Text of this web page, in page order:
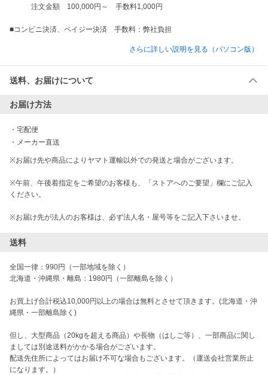
注文金額　100,000円～　手数料1,000円
さらに詳しい説明を見る（パソコン版）
送料、お届けについて
お届け方法
・ 宅配便
・ メーカー直送
※お届け先や商品によりヤマト運輸以外での発送と場合がございます。
※午前、午後着指定をご希望のお客様も、「ストアへのご要望」欄にご記入
ください。
※お届け先が法人のお客様は、必ず法人名・屋号等をご記入下さいませ。
送料
全国一律：990円（一部地域を除く）
北海道・沖縄県・離島：1980円（一部離島を除く）
お買上げ合計税込10,000円以上の場合は無料とさせて頂きます。(北海道・沖
縄県・一部離島除く)
但し、大型商品（20kgを超える商品）や長物（はしご等）、一部商品に関し
ましては別途送料がかかる場合がございます。
配送先住所によってはお届け不可な場合もございます。（運送会社営業所止
になります。）